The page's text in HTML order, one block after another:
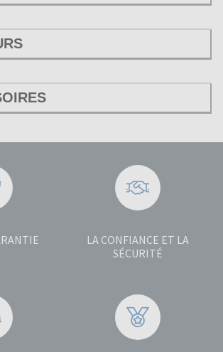
LA CONFIANCE ET LA
SÉCURITÉ